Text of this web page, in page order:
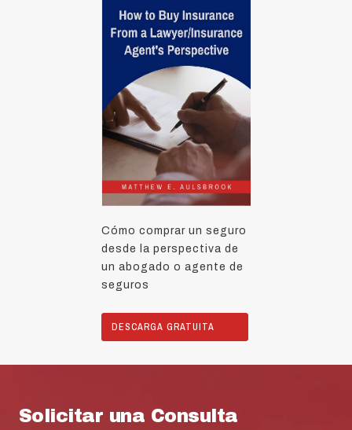
Cómo comprar un seguro
desde la perspectiva de
un abogado o agente de
seguros
DESCARGA GRATUITA
Solicitar una Consulta